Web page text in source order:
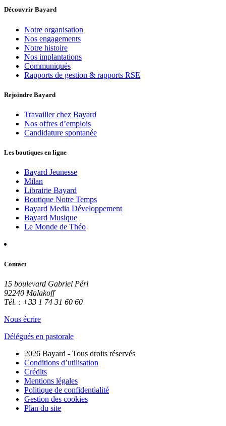
Découvrir Bayard
Notre organisation
Nos engagements
Notre histoire
Nos implantations
Communiqués
Rapports de gestion & rapports RSE
Rejoindre Bayard
Travailler chez Bayard
Nos offres d’emplois
Candidature spontanée
Les boutiques en ligne
Bayard Jeunesse
Milan
Librairie Bayard
Boutique Notre Temps
Bayard Media Développement
Bayard Musique
Le Monde de Théo
Contact
15 boulevard Gabriel Péri
92240 Malakoff
Tél. : +33 1 74 31 60 60
Nous écrire
Délégués en pastorale
2026 Bayard - Tous droits réservés
Conditions d’utilisation
Crédits
Mentions légales
Politique de confidentialité
Gestion des cookies
Plan du site